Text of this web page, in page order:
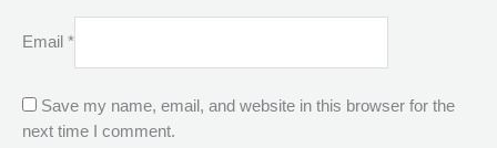
Email *
Save my name, email, and website in this browser for the
next time I comment.